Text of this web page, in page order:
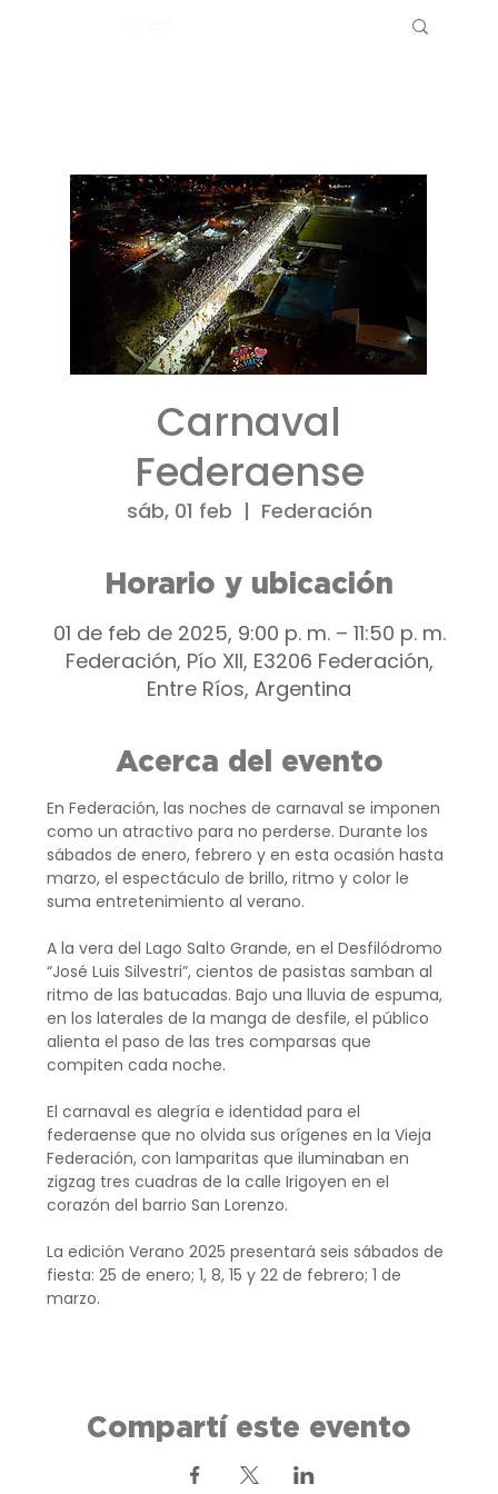
Carnaval
Federaense
sáb, 01 feb
  |
Federación
Horario y ubicación
01 de feb de 2025, 9:00 p. m. – 11:50 p. m.
Federación, Pío XII, E3206 Federación,
Entre Ríos, Argentina
Acerca del evento
En Federación, las noches de carnaval se imponen
como un atractivo para no perderse. Durante los
sábados de enero, febrero y en esta ocasión hasta
marzo, el espectáculo de brillo, ritmo y color le
suma entretenimiento al verano.
A la vera del Lago Salto Grande, en el Desfilódromo
“José Luis Silvestri”, cientos de pasistas samban al
ritmo de las batucadas. Bajo una lluvia de espuma,
en los laterales de la manga de desfile, el público
alienta el paso de las tres comparsas que
compiten cada noche.
El carnaval es alegría e identidad para el
federaense que no olvida sus orígenes en la Vieja
Federación, con lamparitas que iluminaban en
zigzag tres cuadras de la calle Irigoyen en el
corazón del barrio San Lorenzo.
La edición Verano 2025 presentará seis sábados de
fiesta: 25 de enero; 1, 8, 15 y 22 de febrero; 1 de
marzo.
Compartí este evento